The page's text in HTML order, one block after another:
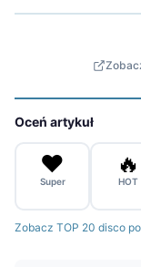
Oceń artykuł
❤️
Super
🔥
HOT
Zobacz TOP 20 disco